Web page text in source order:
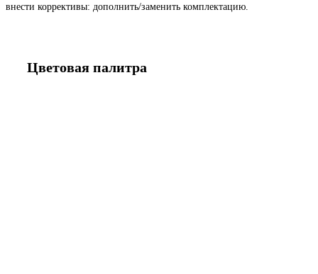
внести коррективы: дополнить/заменить комплектацию.
Цветовая палитра